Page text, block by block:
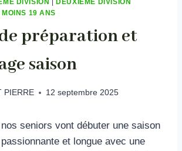
MOINS 19 ANS
préparation et
saison
PIERRE 12 septembre 2025
seniors vont débuter une saison
et longue avec une